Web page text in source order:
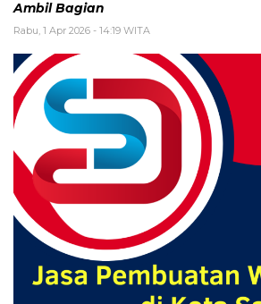
Ambil Bagian
Rabu, 1 Apr 2026 - 14:19 WITA